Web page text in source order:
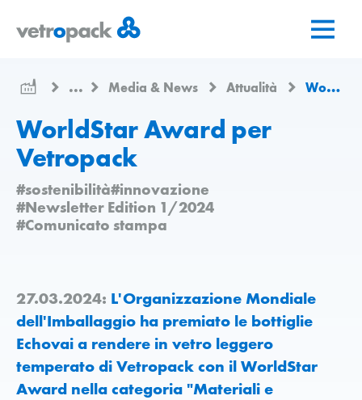
alla
iniziale
...
Media & News Attualità WorldStar Award per Vetropack
WorldStar Award per
Vetropack
#sostenibilità#innovazione
#Newsletter Edition 1/2024
#Comunicato stampa
27.03.2024: L'Organizzazione Mondiale
dell'Imballaggio ha premiato le bottiglie
Echovai a rendere in vetro leggero
temperato di Vetropack con il WorldStar
Award nella categoria "Materiali e